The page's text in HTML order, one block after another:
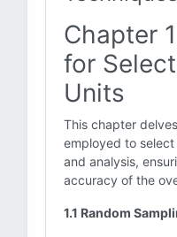
Chapter
for
Units
This chapter
employed to
and analysis,
accuracy of the
1.1 Random